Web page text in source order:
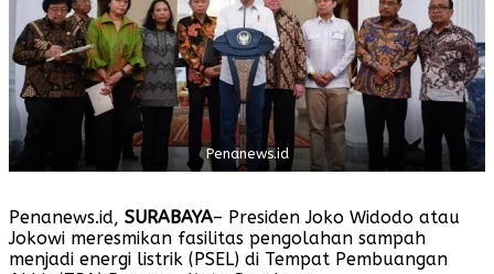
Penanews.id
Penanews.id, SURABAYA– Presiden Joko Widodo atau
Jokowi meresmikan fasilitas pengolahan sampah
menjadi energi listrik (PSEL) di Tempat Pembuangan